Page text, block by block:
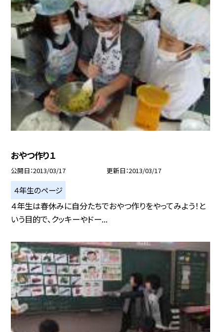
おやつ作り１
公開日 2013/03/17 更新日 2013/03/17
４年生のページ
４年生は春休みに自分たちでおやつ作りをやってみよう！と
いう目的で、クッキーやドー...